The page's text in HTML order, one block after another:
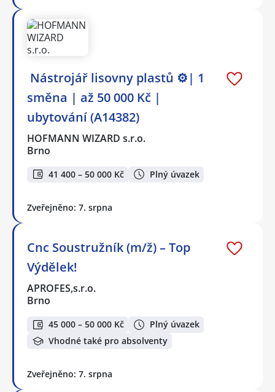
️ Nástrojář lisovny plastů ⚙️| 1
směna | až 50 000 Kč |
ubytování (A14382)
HOFMANN WIZARD s.r.o.
Brno
41 400 – 50 000 Kč Plný úvazek
Zveřejněno: 7. srpna
Cnc Soustružník (m/ž) – Top
Výdělek!
APROFES,s.r.o.
Brno
45 000 – 50 000 Kč
Plný úvazek
Vhodné také pro absolventy
Zveřejněno: 7. srpna